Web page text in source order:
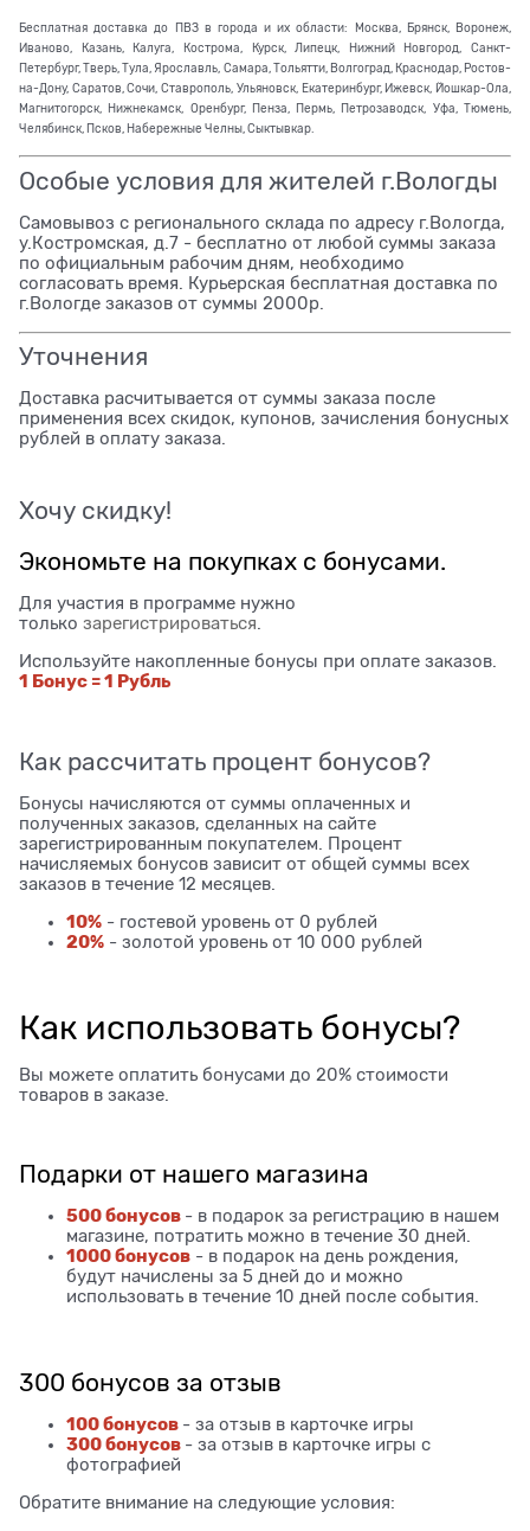
Бесплатная доставка до ПВЗ в города и их области: Москва, Брянск, Воронеж,
Иваново, Казань, Калуга, Кострома, Курск, Липецк, Нижний Новгород, Санкт-
Петербург, Тверь, Тула, Ярославль, Самара, Тольятти, Волгоград, Краснодар, Ростов-
на-Дону, Саратов, Сочи, Ставрополь, Ульяновск, Екатеринбург, Ижевск, Йошкар-Ола,
Магнитогорск, Нижнекамск, Оренбург, Пенза, Пермь, Петрозаводск, Уфа, Тюмень,
Челябинск, Псков, Набережные Челны, Сыктывкар.
Особые условия для жителей г.Вологды
Самовывоз с регионального склада по адресу г.Вологда,
у.Костромская, д.7 - бесплатно от любой суммы заказа
по официальным рабочим дням, необходимо
согласовать время. Курьерская бесплатная доставка по
г.Вологде заказов от суммы 2000р.
Уточнения
Доставка расчитывается от суммы заказа после
применения всех скидок, купонов, зачисления бонусных
рублей в оплату заказа.
Хочу скидку!
Экономьте на покупках с бонусами.
Для участия в программе нужно
только зарегистрироваться.
Используйте накопленные бонусы при оплате заказов.
1 Бонус = 1 Рубль
Как рассчитать процент бонусов?
Бонусы начисляются от суммы оплаченных и
полученных заказов, сделанных на сайте
зарегистрированным покупателем. Процент
начисляемых бонусов зависит от общей суммы всех
заказов в течение 12 месяцев.
10% - гостевой уровень от 0 рублей
20% - золотой уровень от 10 000 рублей
Как использовать бонусы?
Вы можете оплатить бонусами до 20% стоимости
товаров в заказе.
Подарки от нашего магазина
500 бонусов - в подарок за регистрацию в нашем
магазине, потратить можно в течение 30 дней.
1000 бонусов - в подарок на день рождения,
будут начислены за 5 дней до и можно
использовать в течение 10 дней после события.
300 бонусов за отзыв
100 бонусов - за отзыв в карточке игры
300 бонусов - за отзыв в карточке игры с
фотографией
Обратите внимание на следующие условия: